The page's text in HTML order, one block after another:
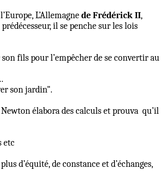
L’Allemagnede Frédérick II,
il se penche sur les lois
fils pour l’empêcher de se convertir au
son jardin".
élabora des calculs et prouva qu’il
etc
d’équité, de constance et d’échanges,